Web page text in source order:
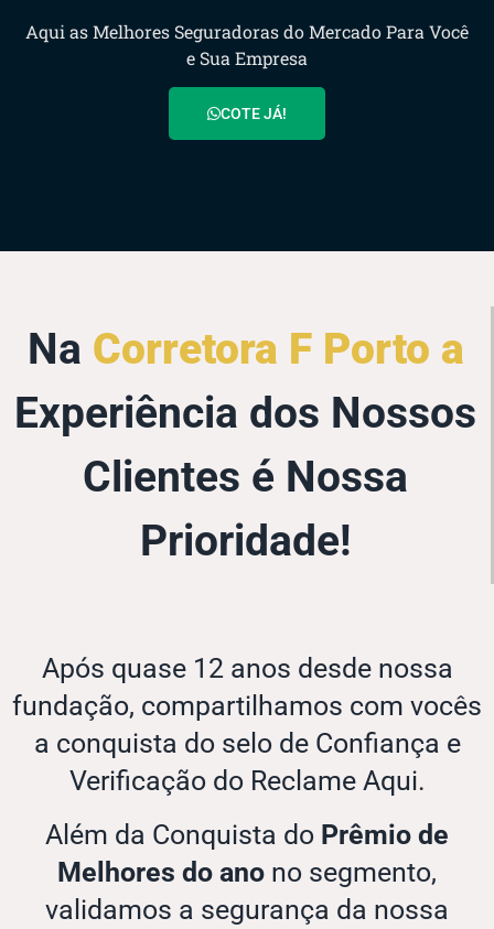
Aqui as Melhores Seguradoras do Mercado Para Você
e Sua Empresa
COTE JÁ!
Na Corretora F Porto a
Experiência dos Nossos
Clientes é Nossa
Prioridade!
Após quase 12 anos desde nossa
fundação, compartilhamos com vocês
a conquista do selo de Confiança e
Verificação do Reclame Aqui.
Além da Conquista do Prêmio de
Melhores do ano no segmento,
validamos a segurança da nossa